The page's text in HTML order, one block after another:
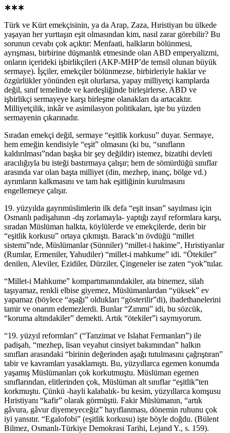
∗∗∗
Türk ve Kürt emekçisinin, ya da Arap, Zaza, Hıristiyan bu ülkede
yaşayan her yurttaşın eşit olmasından kim, nasıl zarar görebilir? Bu
sorunun cevabı çok açıktır: Menfaati, halkların bölünmesi,
ayrışması, birbirine düşmanlık etmesinde olan ABD emperyalizmi,
onların içerideki işbirlikçileri (AKP-MHP’de temsil olunan büyük
sermaye). İşçiler, emekçiler bölünmezse, birbirleriyle haklar ve
özgürlükler yönünden eşit olurlarsa, yapay milliyetçi kamplarda
değil, sınıf temelinde ve kardeşliğinde birleşirlerse, ABD ve
işbirlikçi sermayeye karşı birleşme olanakları da artacaktır.
Milliyetçilik, inkâr ve asimilasyon politikaları, işte bu yüzden
sermayenin çıkarınadır.
Sıradan emekçi değil, sermaye “eşitlik korkusu” duyar. Sermaye,
hem emeğin kendisiyle “eşit” olmasını (ki bu, “sınıfların
kaldırılması”ndan başka bir şey değildir) istemez, bizatihi devleti
aracılığıyla bu isteği bastırmaya çalışır; hem de sömürdüğü sınıflar
arasında var olan başta milliyet (din, mezhep, inanç, bölge vd.)
ayrımların kalkmasını ve tam hak eşitliğinin kurulmasını
engellemeye çalışır.
19. yüzyılda gayrımüslimlerin ilk defa “eşit insan” sayılması için
Osmanlı padişahının -dış zorlamayla- yaptığı zayıf reformlara karşı,
sıradan Müslüman halkta, köylülerde ve emekçilerde, derin bir
“eşitlik korkusu” ortaya çıkmıştı. Barack’ın övdüğü “millet
sistemi”nde, Müslümanlar (Sünniler) “millet-i hakime”, Hıristiyanlar
(Rumlar, Ermeniler, Yahudiler) “millet-i mahkume” idi. “Ötekiler”
denilen, Aleviler, Ezidiler, Dürziler, Çingeneler ise zaten “yok”tular.
“Millet-i Mahkume” kompartımanındakiler, ata binemez, silah
taşıyamaz, renkli elbise giyemez, Müslümanlardan “yüksek” ev
yapamaz (böylece “aşağı” oldukları “gösterilir”di), ibadethanelerini
tamir ve onarım edemezlerdi. Bunlar “Zımmi” idi, bu sözcük,
“koruma altındakiler” demekti. Artık “ötekiler”i saymıyorum.
“19. yüzyıl reformları” (“Tanzimat ve Islahat Fermanları”) ile
padişah, “mezhep, lisan veyahut cinsiyet bakımından” halkın
sınıfları arasındaki “birinin değerinden aşağı tutulmasını çağrıştıran”
tabir ve kavramları yasaklamıştı. Bu, yüzyıllarca egemen konumda
yaşamış Müslümanları çok korkutmuştu. Müslüman egemen
sınıflarından, elitlerinden çok, Müslüman alt sınıflar “eşitlik”ten
korkmuştu. Çünkü -hayli kalabalık- bu kesim, yüzyıllarca komşusu
Hıristiyanı “kafir” olarak görmüştü. Fakir Müslümanın, “artık
gâvura, gâvur diyemeyeceğiz” hayıflanması, dönemin ruhunu çok
iyi yansıtır. “Egalofobi” (eşitlik korkusu) işte böyle doğdu. (Bülent
Bilmez, Osmanlı-Türkiye Demokrasi Tarihi, Lejand Y., s. 159).